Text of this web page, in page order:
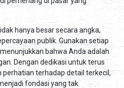
hanya besar secara angka,
publik. Gunakan setiap
bahwa Anda adalah
Dengan dedikasi untuk terus
terhadap detail terkecil,
fondasi yang tak